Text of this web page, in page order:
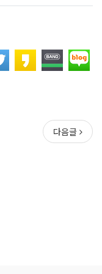
다음글